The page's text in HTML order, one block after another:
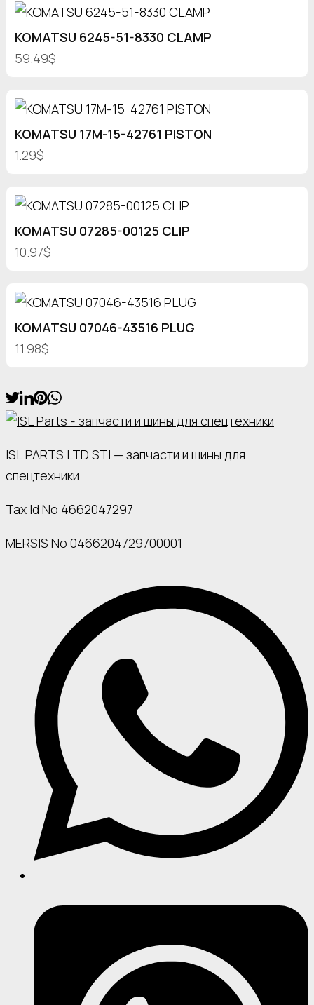
KOMATSU 6245-51-8330 CLAMP
59.49$
KOMATSU 17M-15-42761 PISTON
1.29$
KOMATSU 07285-00125 CLIP
10.97$
KOMATSU 07046-43516 PLUG
11.98$
ISL PARTS LTD STI — запчасти и шины для
спецтехники
Tax Id No 4662047297
MERSIS No 0466204729700001